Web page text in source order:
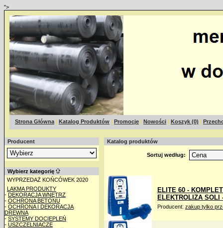
">
Strona Główna | Katalog Produktów | Promocje | Nowości | Koszyk (0) |
Producent
Wybierz kategorię
WYPRZEDAŻ KOŃCÓWEK 2020
LAKMA PRODUKTY
- DEKORACJA WNĘTRZ
- OCHRONA BETONU
- OCHRONA I DEKORACJA
DREWNA
- SYSTEMY DOCIEPLEŃ
- USZCZELNIACZE
Katalog produktów
Sortuj według:
ELITE 60 -
ELEKTROLIZA SOLI
Producent: zakup tylko